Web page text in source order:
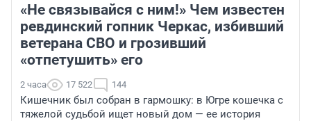
«Не связывайся с ним!» Чем известен
ревдинский гопник Черкас, избивший
ветерана СВО и грозивший
«отпетушить» его
2 часа 17 522 144
Кишечник был собран в гармошку: в Югре кошечка с
тяжелой судьбой ищет новый дом — ее история